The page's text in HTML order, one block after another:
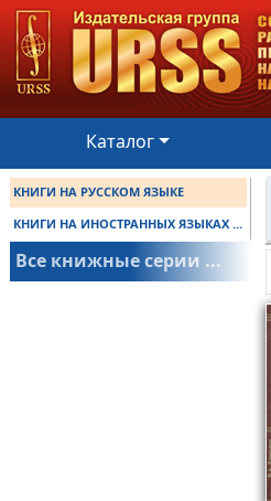
Каталог
КНИГИ НА РУССКОМ ЯЗЫКЕ
КНИГИ НА ИНОСТРАННЫХ ЯЗЫКАХ ...
Все книжные серии ...